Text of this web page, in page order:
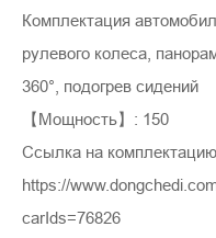
Комплектация
рулевого колеса,
360°, подогрев сидений
【Мощность】: 150
Ссылка на
https://
carIds=76826